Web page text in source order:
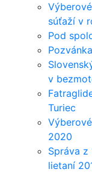
súťaží v
Pod
v
Turiec
2020
Správa z
lietaní